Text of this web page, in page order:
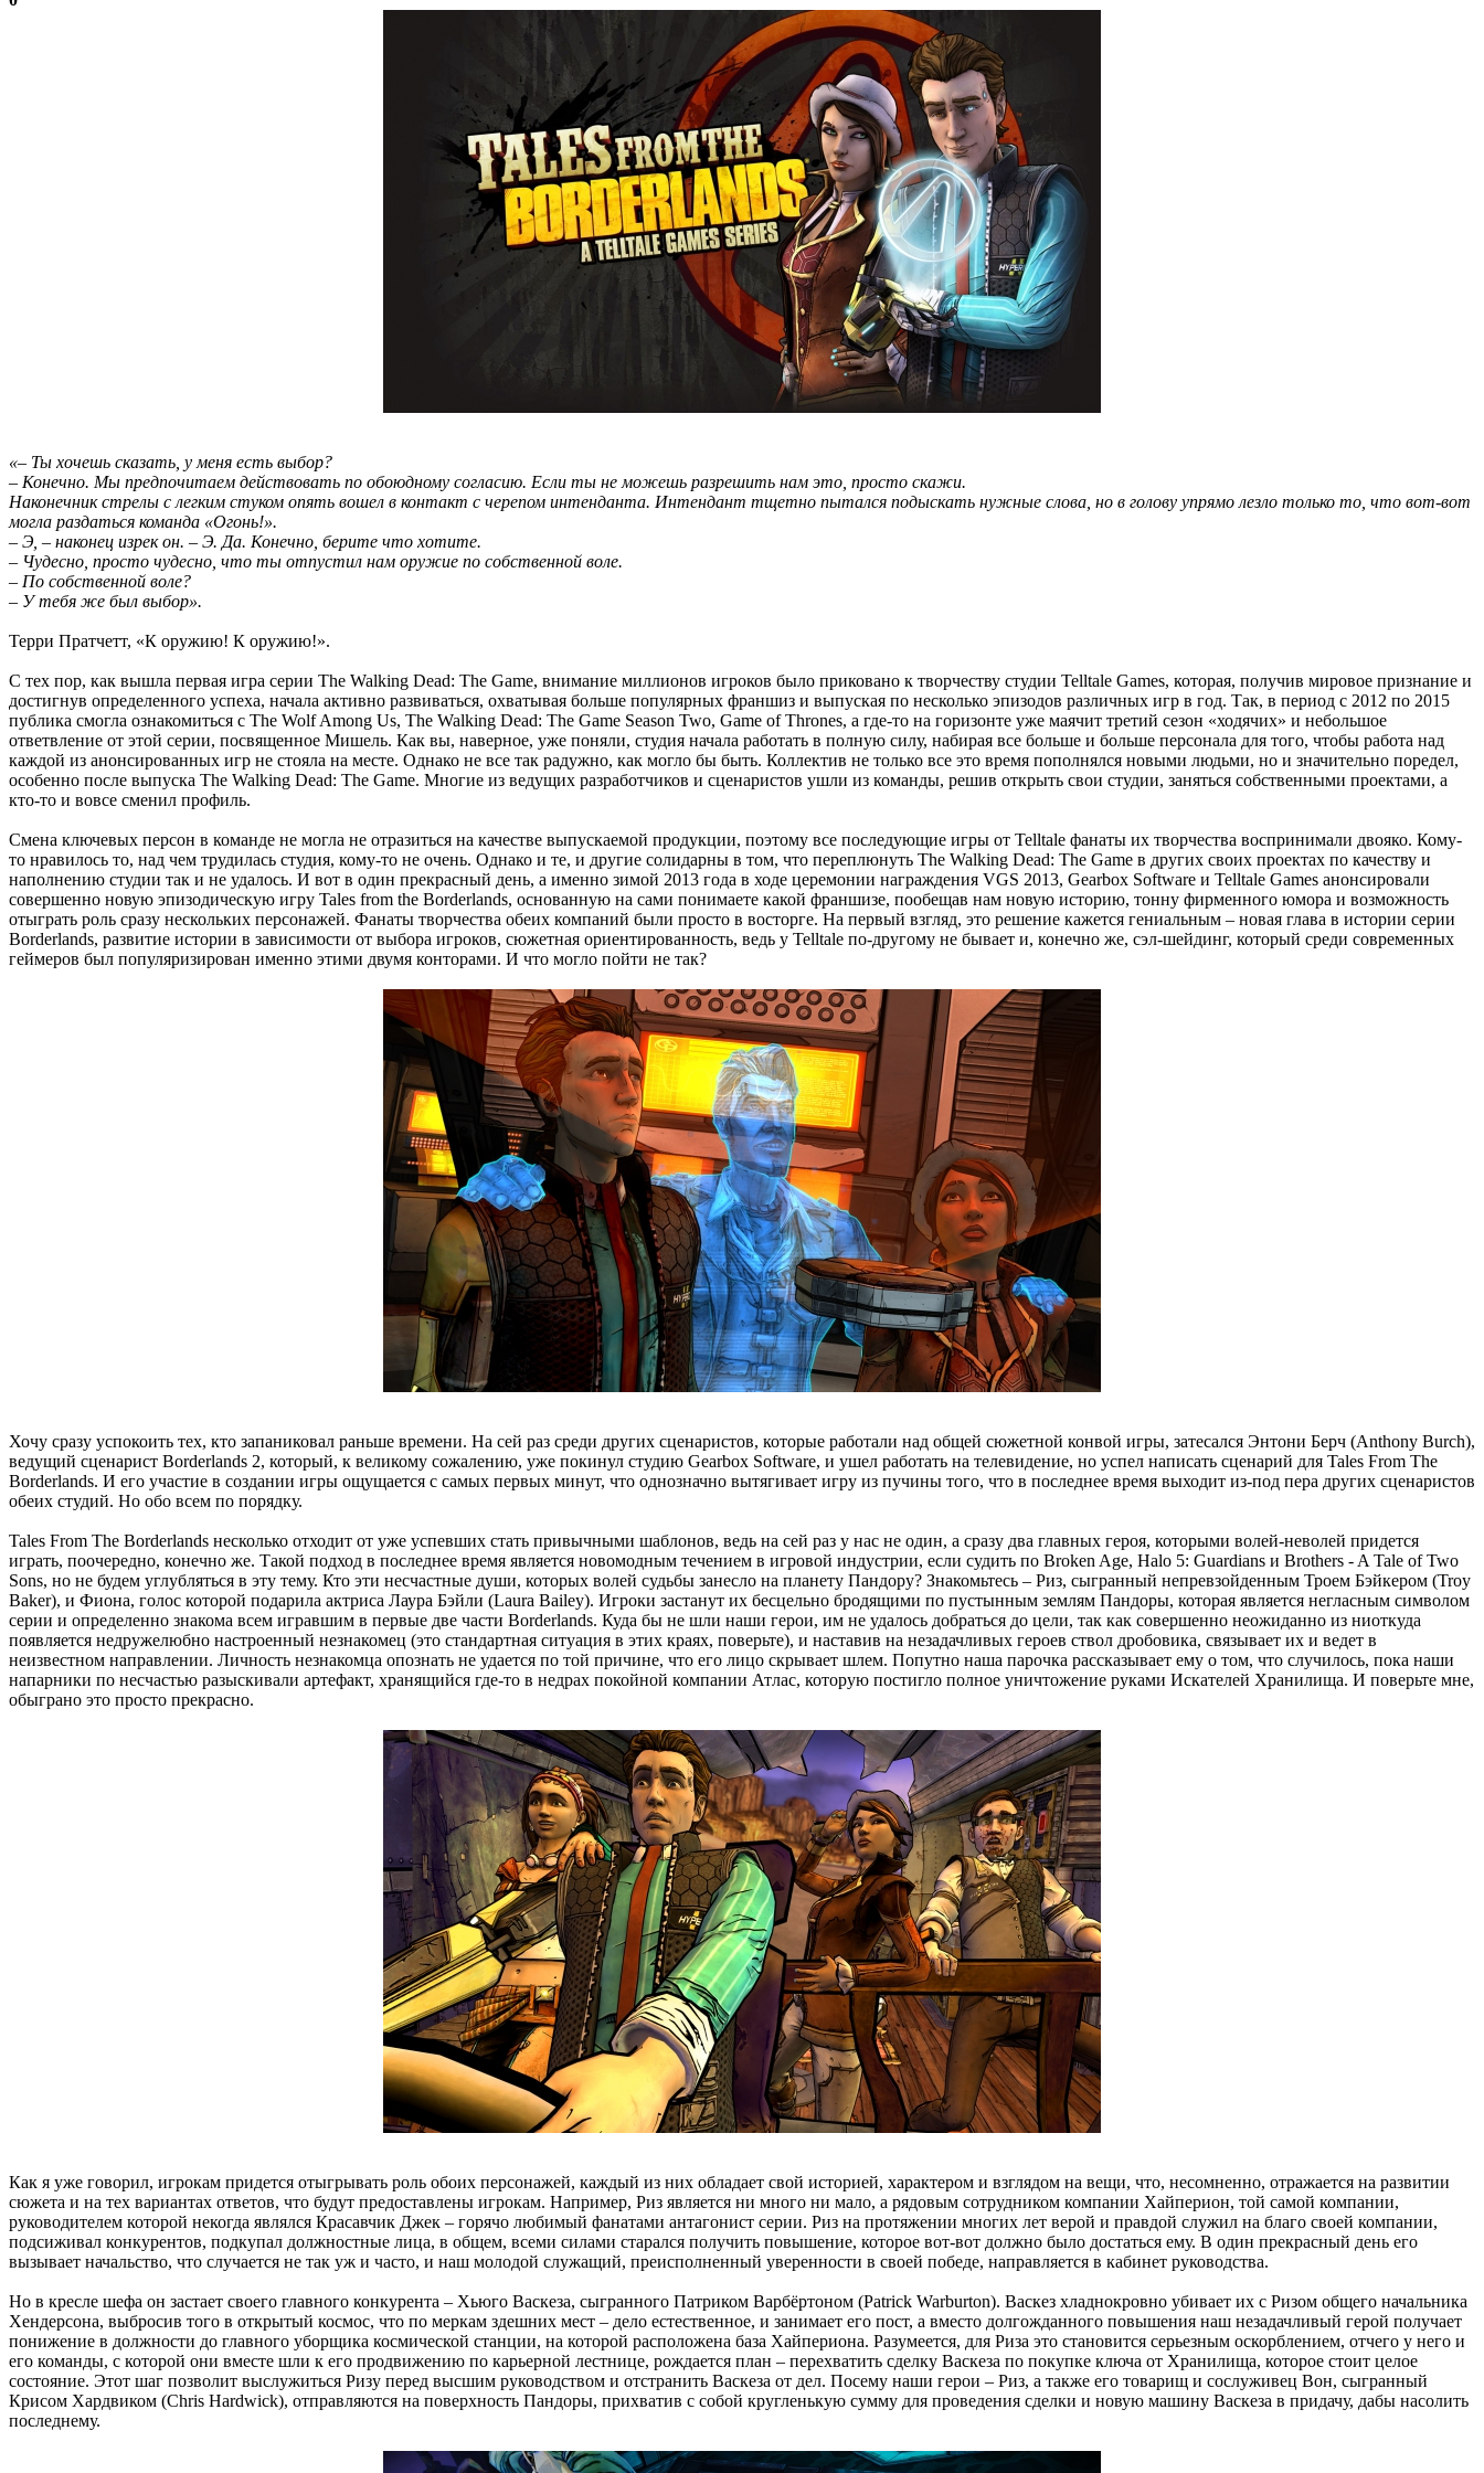
«– Ты хочешь сказать, у меня есть выбор?
– Конечно. Мы предпочитаем действовать по обоюдному согласию. Если ты не можешь разрешить нам это, просто скажи.
Наконечник стрелы с легким стуком опять вошел в контакт с черепом интенданта. Интендант тщетно пытался подыскать нужные слова, но в голову упрямо лезло только то, что вот-вот
могла раздаться команда «Огонь!».
– Э, – наконец изрек он. – Э. Да. Конечно, берите что хотите.
– Чудесно, просто чудесно, что ты отпустил нам оружие по собственной воле.
– По собственной воле?
– У тебя же был выбор».
Терри Пратчетт, «К оружию! К оружию!».
С тех пор, как вышла первая игра серии The Walking Dead: The Game, внимание миллионов игроков было приковано к творчеству студии Telltale Games, которая, получив мировое признание и
достигнув определенного успеха, начала активно развиваться, охватывая больше популярных франшиз и выпуская по несколько эпизодов различных игр в год. Так, в период с 2012 по 2015
публика смогла ознакомиться с The Wolf Among Us, The Walking Dead: The Game Season Two, Game of Thrones, а где-то на горизонте уже маячит третий сезон «ходячих» и небольшое
ответвление от этой серии, посвященное Мишель. Как вы, наверное, уже поняли, студия начала работать в полную силу, набирая все больше и больше персонала для того, чтобы работа над
каждой из анонсированных игр не стояла на месте. Однако не все так радужно, как могло бы быть. Коллектив не только все это время пополнялся новыми людьми, но и значительно поредел,
особенно после выпуска The Walking Dead: The Game. Многие из ведущих разработчиков и сценаристов ушли из команды, решив открыть свои студии, заняться собственными проектами, а
кто-то и вовсе сменил профиль.
Смена ключевых персон в команде не могла не отразиться на качестве выпускаемой продукции, поэтому все последующие игры от Telltale фанаты их творчества воспринимали двояко. Кому-
то нравилось то, над чем трудилась студия, кому-то не очень. Однако и те, и другие солидарны в том, что переплюнуть The Walking Dead: The Game в других своих проектах по качеству и
наполнению студии так и не удалось. И вот в один прекрасный день, а именно зимой 2013 года в ходе церемонии награждения VGS 2013, Gearbox Software и Telltale Games анонсировали
совершенно новую эпизодическую игру Tales from the Borderlands, основанную на сами понимаете какой франшизе, пообещав нам новую историю, тонну фирменного юмора и возможность
отыграть роль сразу нескольких персонажей. Фанаты творчества обеих компаний были просто в восторге. На первый взгляд, это решение кажется гениальным – новая глава в истории серии
Borderlands, развитие истории в зависимости от выбора игроков, сюжетная ориентированность, ведь у Telltale по-другому не бывает и, конечно же, сэл-шейдинг, который среди современных
геймеров был популяризирован именно этими двумя конторами. И что могло пойти не так?
Хочу сразу успокоить тех, кто запаниковал раньше времени. На сей раз среди других сценаристов, которые работали над общей сюжетной конвой игры, затесался Энтони Берч (Anthony Burch),
ведущий сценарист Borderlands 2, который, к великому сожалению, уже покинул студию Gearbox Software, и ушел работать на телевидение, но успел написать сценарий для Tales From The
Borderlands. И его участие в создании игры ощущается с самых первых минут, что однозначно вытягивает игру из пучины того, что в последнее время выходит из-под пера других сценаристов
обеих студий. Но обо всем по порядку.
Tales From The Borderlands несколько отходит от уже успевших стать привычными шаблонов, ведь на сей раз у нас не один, а сразу два главных героя, которыми волей-неволей придется
играть, поочередно, конечно же. Такой подход в последнее время является новомодным течением в игровой индустрии, если судить по Broken Age, Halo 5: Guardians и Brothers - A Tale of Two
Sons, но не будем углубляться в эту тему. Кто эти несчастные души, которых волей судьбы занесло на планету Пандору? Знакомьтесь – Риз, сыгранный непревзойденным Троем Бэйкером (Troy
Baker), и Фиона, голос которой подарила актриса Лаура Бэйли (Laura Bailey). Игроки застанут их бесцельно бродящими по пустынным землям Пандоры, которая является негласным символом
серии и определенно знакома всем игравшим в первые две части Borderlands. Куда бы не шли наши герои, им не удалось добраться до цели, так как совершенно неожиданно из ниоткуда
появляется недружелюбно настроенный незнакомец (это стандартная ситуация в этих краях, поверьте), и наставив на незадачливых героев ствол дробовика, связывает их и ведет в
неизвестном направлении. Личность незнакомца опознать не удается по той причине, что его лицо скрывает шлем. Попутно наша парочка рассказывает ему о том, что случилось, пока наши
напарники по несчастью разыскивали артефакт, хранящийся где-то в недрах покойной компании Атлас, которую постигло полное уничтожение руками Искателей Хранилища. И поверьте мне,
обыграно это просто прекрасно.
Как я уже говорил, игрокам придется отыгрывать роль обоих персонажей, каждый из них обладает свой историей, характером и взглядом на вещи, что, несомненно, отражается на развитии
сюжета и на тех вариантах ответов, что будут предоставлены игрокам. Например, Риз является ни много ни мало, а рядовым сотрудником компании Хайперион, той самой компании,
руководителем которой некогда являлся Красавчик Джек – горячо любимый фанатами антагонист серии. Риз на протяжении многих лет верой и правдой служил на благо своей компании,
подсиживал конкурентов, подкупал должностные лица, в общем, всеми силами старался получить повышение, которое вот-вот должно было достаться ему. В один прекрасный день его
вызывает начальство, что случается не так уж и часто, и наш молодой служащий, преисполненный уверенности в своей победе, направляется в кабинет руководства.
Но в кресле шефа он застает своего главного конкурента – Хьюго Васкеза, сыгранного Патриком Варбёртоном (Patrick Warburton). Васкез хладнокровно убивает их с Ризом общего начальника
Хендерсона, выбросив того в открытый космос, что по меркам здешних мест – дело естественное, и занимает его пост, а вместо долгожданного повышения наш незадачливый герой получает
понижение в должности до главного уборщика космической станции, на которой расположена база Хайпериона. Разумеется, для Риза это становится серьезным оскорблением, отчего у него и
его команды, с которой они вместе шли к его продвижению по карьерной лестнице, рождается план – перехватить сделку Васкеза по покупке ключа от Хранилища, которое стоит целое
состояние. Этот шаг позволит выслужиться Ризу перед высшим руководством и отстранить Васкеза от дел. Посему наши герои – Риз, а также его товарищ и сослуживец Вон, сыгранный
Крисом Хардвиком (Chris Hardwick), отправляются на поверхность Пандоры, прихватив с собой кругленькую сумму для проведения сделки и новую машину Васкеза в придачу, дабы насолить
последнему.